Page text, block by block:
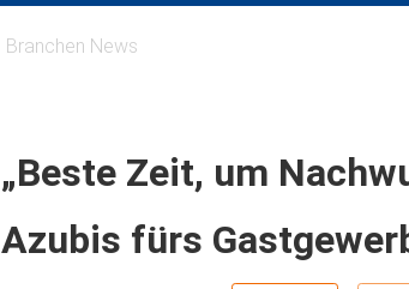
Branchen News
„Beste Zeit, um
Azubis fürs